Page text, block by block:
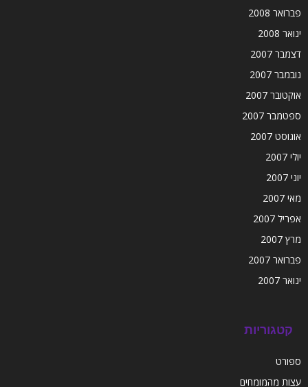
פברואר 2008
ינואר 2008
דצמבר 2007
נובמבר 2007
אוקטובר 2007
ספטמבר 2007
אוגוסט 2007
יולי 2007
יוני 2007
מאי 2007
אפריל 2007
מרץ 2007
פברואר 2007
ינואר 2007
קטגוריות
ספורט
עצות מהמומחים